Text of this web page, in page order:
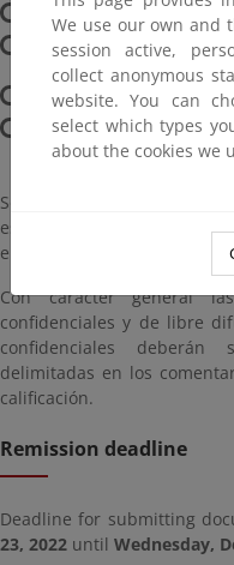
Asunto: "Información
Nombre y
participante
Organización o
Contacto (correo
Sólo serán consideradas
esté plenamente
en función de la
Con carácter general
confidenciales y de libre
confidenciales deberán
delimitadas en los
calificación.
Remission deadline
Deadline for submitting
23, 2022 until Wednesday,
We use our own and
session active,
collect anonymous
website. You can
select which types
about the cookies we